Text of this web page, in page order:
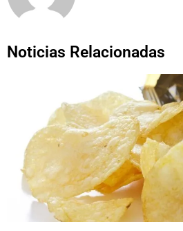
Noticias Relacionadas